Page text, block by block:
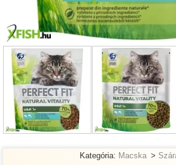
Kategória: Macska >